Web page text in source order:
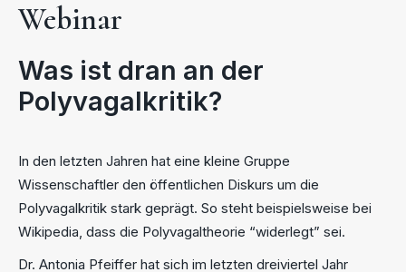
Webinar
Was ist dran an der
Polyvagalkritik?
In den letzten Jahren hat eine kleine Gruppe
Wissenschaftler den öffentlichen Diskurs um die
Polyvagalkritik stark geprägt. So steht beispielsweise bei
Wikipedia, dass die Polyvagaltheorie “widerlegt” sei.
Dr. Antonia Pfeiffer hat sich im letzten dreiviertel Jahr